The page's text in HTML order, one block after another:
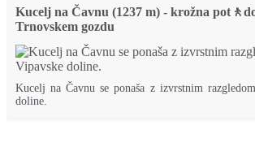
Kucelj na Čavnu (1237 m) - krožna
Trnovskem gozdu
Kucelj na Čavnu se ponaša z izvrstnim
doline.